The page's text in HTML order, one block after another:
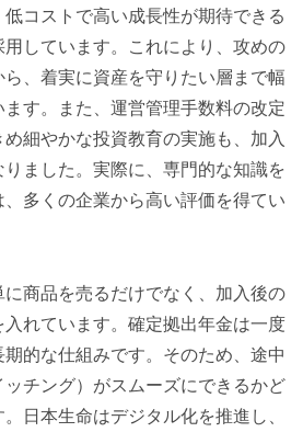
低コストで高い成長性が期待できる
しています。これにより、攻めの
、着実に資産を守りたい層まで幅
す。また、運営管理手数料の改定
細やかな投資教育の実施も、加入
ました。実際に、専門的な知識を
多くの企業から高い評価を得てい
商品を売るだけでなく、加入後の
れています。確定拠出年金は一度
的な仕組みです。そのため、途中
チング）がスムーズにできるかど
日本生命はデジタル化を推進し、